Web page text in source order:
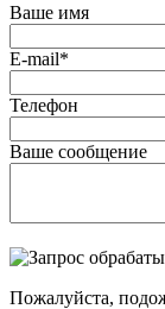
Ваше имя
E-mail*
Телефон
Ваше сообщение
Пожалуйста,